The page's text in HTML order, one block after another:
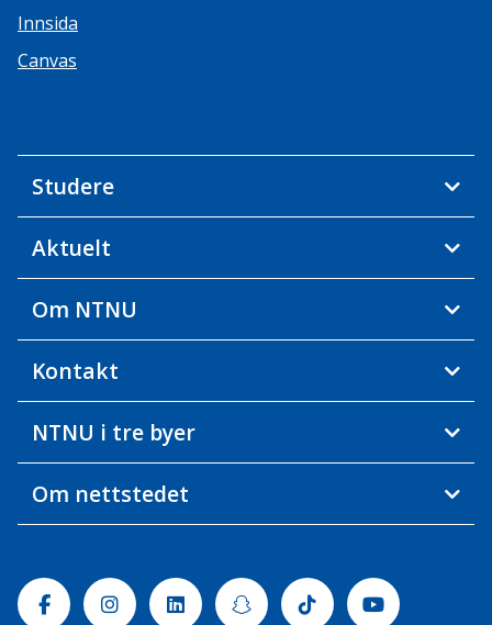
Innsida
Canvas
Studere
Aktuelt
Om NTNU
Kontakt
NTNU i tre byer
Om nettstedet
FacebookInstagramLinkedinSnapchatTiktok Youtube